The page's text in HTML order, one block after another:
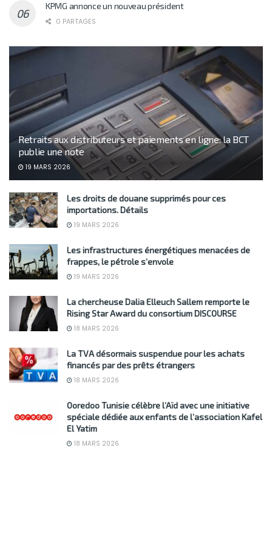
KPMG annonce un nouveau président
0 PARTAGES
Retraits aux distributeurs et paiements en ligne: la BCT
publie une note
19 MARS 2026
Les droits de douane supprimés pour ces
importations. Détails
19 MARS 2026
Les infrastructures énergétiques menacées de
frappes, le pétrole s’envole
19 MARS 2026
La chercheuse Dalia Elleuch Sallem remporte le
Rising Star Award du consortium DISCOURSE
18 MARS 2026
La TVA désormais suspendue pour les achats
financés par des prêts étrangers
18 MARS 2026
Ooredoo Tunisie célèbre l’Aïd avec une initiative
spéciale dédiée aux enfants de l’association Kafel
El Yatim
18 MARS 2026